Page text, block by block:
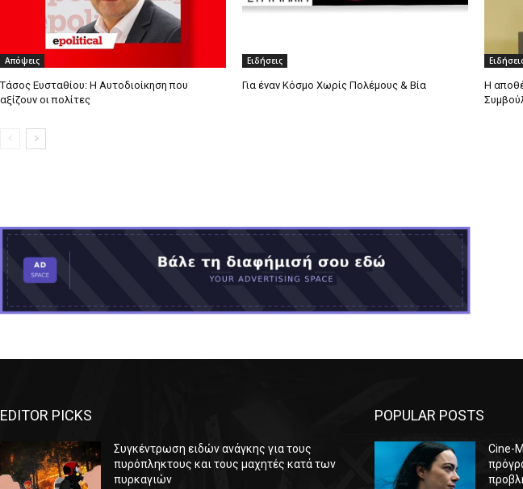
Απόψεις
Τάσος Ευσταθίου: Η Αυτοδιοίκηση που
αξίζουν οι πολίτες
Ειδήσεις
Για έναν Κόσμο Χωρίς Πολέμους & Βία
Η
EDITOR PICKS
Συγκέντρωση ειδών ανάγκης για τους
πυρόπληκτους και τους μαχητές κατά των
πυρκαγιών
POPULAR POSTS
Cine-